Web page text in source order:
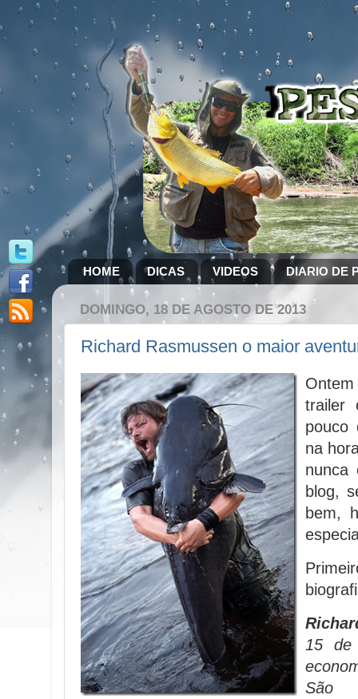
HOME DICAS VIDEOS DIARIO DE
DOMINGO, 18 DE AGOSTO DE 2013
Richard Rasmussen o maior
trailer
pouco
na
nunca
blog,
bem,
15 de
São